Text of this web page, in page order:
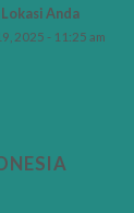
Anda
2025 - 11:25 am